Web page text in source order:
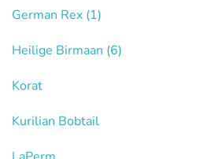
German Rex (1)
Heilige Birmaan (6)
Korat
Kurilian Bobtail